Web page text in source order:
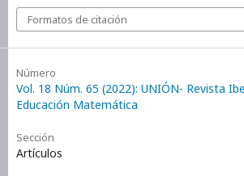
Formatos de citación
Número
Vol. 18 Núm. 65 (2022): UNIÓN- Revista
Educación Matemática
Sección
Artículos